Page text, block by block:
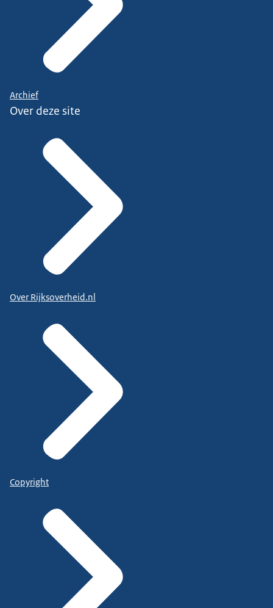
Archief
Over deze site
Over Rijksoverheid.nl
Copyright